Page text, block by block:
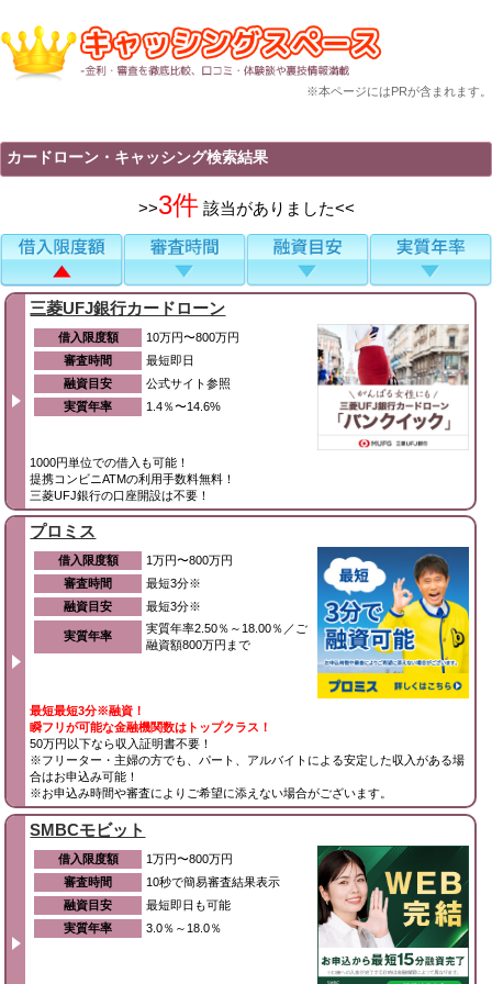
※本ページにはPRが含まれます。
カードローン・キャッシング検索結果
>>3件該当がありました<<
三菱UFJ銀行カードローン
借入限度額
10万円〜800万円
審査時間
最短即日
融資目安
公式サイト参照
実質年率
1.4％〜14.6%
1000円単位での借入も可能！
提携コンビニATMの利用手数料無料！
三菱UFJ銀行の口座開設は不要！
プロミス
借入限度額
1万円〜800万円
審査時間
最短3分※
融資目安
最短3分※
実質年率
実質年率2.50％～18.00％／ご
融資額800万円まで
最短最短3分※融資！
瞬フリが可能な金融機関数はトップクラス！
50万円以下なら収入証明書不要！
※フリーター・主婦の方でも、パート、アルバイトによる安定した収入がある場
合はお申込み可能！
※お申込み時間や審査によりご希望に添えない場合がございます。
SMBCモビット
借入限度額
1万円〜800万円
審査時間
10秒で簡易審査結果表示
融資目安
最短即日も可能
実質年率
3.0％～18.0％